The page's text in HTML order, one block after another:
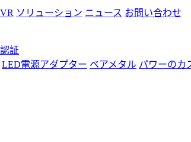
VR ソリューション ニュース お問い合わせ
認証
LED電源アダプター ベアメタル パワーのカ